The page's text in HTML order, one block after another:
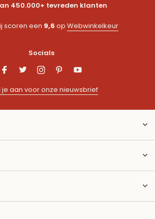
450.000+ tevreden klanten
scoren een 9,6 op Webwinkelkeur
Socials
je aan voor onze nieuwsbrief